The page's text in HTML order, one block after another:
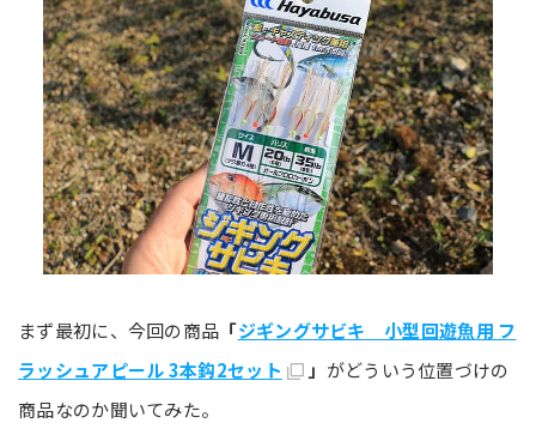
まず最初に、今回の商品 「ジギングサビキ 小型回遊魚用 フ
ラッシュアピール 3本鈎2セット
」 がどういう位置づけの
商品なのか聞いてみた。